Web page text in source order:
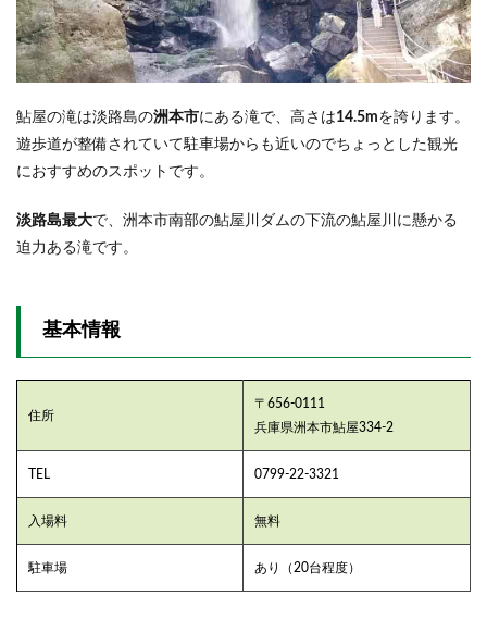
洲本
市で
宿泊
した
施設
4
まと
め
鮎屋の滝は淡路島の洲本市にある滝で、高さは14.5mを誇ります。
遊歩道が整備されていて駐車場からも近いのでちょっとした観光
におすすめのスポットです。
淡路島最大で、洲本市南部の鮎屋川ダムの下流の鮎屋川に懸かる
迫力ある滝です。
基本情報
住所
〒656-0111
兵庫県洲本市鮎屋334‐2
TEL 0799‐22‐3321
入場料 無料
駐車場 あり（20台程度）